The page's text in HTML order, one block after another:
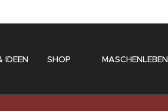
IDEEN SHOP 〽️ MASCHENLEBEN